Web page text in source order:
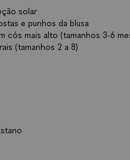
solar
e punhos da blusa
cós mais alto (tamanhos 3-6
(tamanhos 2 a 8)